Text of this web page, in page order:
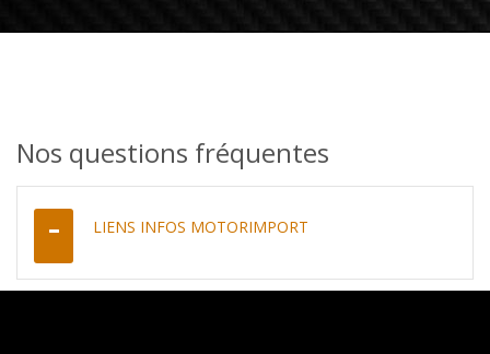
Nos questions fréquentes
LIENS INFOS MOTORIMPORT